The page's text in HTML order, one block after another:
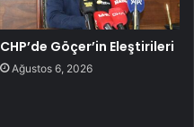
CHP’de Göçer’in Eleştirileri
Ağustos 6, 2026